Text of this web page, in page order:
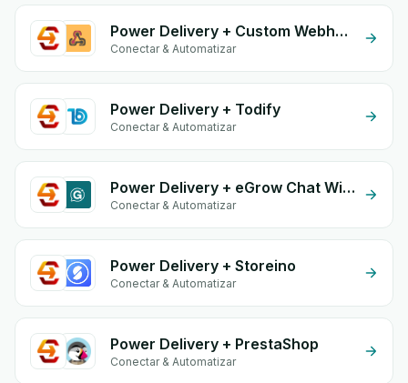
Power Delivery + Custom Webhook
Conectar & Automatizar
Power Delivery + Todify
Conectar & Automatizar
Power Delivery + eGrow Chat Widget
Conectar & Automatizar
Power Delivery + Storeino
Conectar & Automatizar
Power Delivery + PrestaShop
Conectar & Automatizar